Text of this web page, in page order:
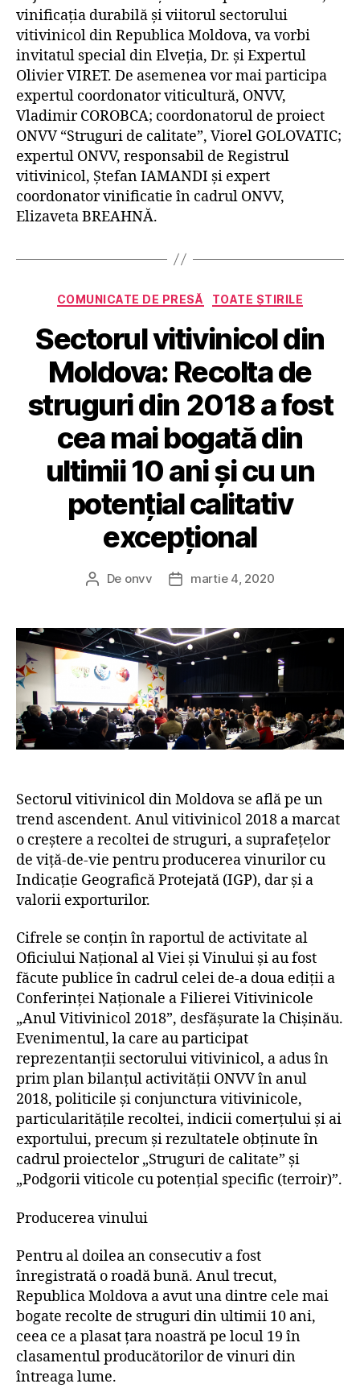
vinificația durabilă și viitorul sectorului
vitivinicol din Republica Moldova, va vorbi
invitatul special din Elveția, Dr. și Expertul
Olivier VIRET. De asemenea vor mai participa
expertul coordonator viticultură, ONVV,
Vladimir COROBCA; coordonatorul de proiect
ONVV “Struguri de calitate”, Viorel GOLOVATIC;
expertul ONVV, responsabil de Registrul
vitivinicol, Ștefan IAMANDI și expert
coordonator vinificatie în cadrul ONVV,
Elizaveta BREAHNĂ.
Categorii
COMUNICATE DE PRESĂ TOATE ȘTIRILE
Sectorul vitivinicol din
Moldova: Recolta de
struguri din 2018 a fost
cea mai bogată din
ultimii 10 ani și cu un
potențial calitativ
excepțional
Autor
De onvv
Datămartie 4, 2020
Sectorul vitivinicol din Moldova se află pe un
trend ascendent. Anul vitivinicol 2018 a marcat
o creștere a recoltei de struguri, a suprafețelor
de viță-de-vie pentru producerea vinurilor cu
Indicație Geografică Protejată (IGP), dar și a
valorii exporturilor.
Cifrele se conțin în raportul de activitate al
Oficiului Național al Viei și Vinului și au fost
făcute publice în cadrul celei de-a doua ediții a
Conferinței Naționale a Filierei Vitivinicole
„Anul Vitivinicol 2018”, desfășurate la Chișinău.
Evenimentul, la care au participat
reprezentanții sectorului vitivinicol, a adus în
prim plan bilanțul activității ONVV în anul
2018, politicile și conjunctura vitivinicole,
particularitățile recoltei, indicii comerțului și ai
exportului, precum și rezultatele obținute în
cadrul proiectelor „Struguri de calitate” și
„Podgorii viticole cu potențial specific (terroir)”.
Producerea vinului
Pentru al doilea an consecutiv a fost
înregistrată o roadă bună. Anul trecut,
Republica Moldova a avut una dintre cele mai
bogate recolte de struguri din ultimii 10 ani,
ceea ce a plasat țara noastră pe locul 19 în
clasamentul producătorilor de vinuri din
întreaga lume.